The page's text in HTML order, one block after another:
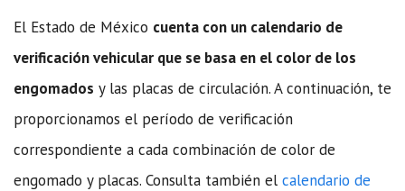
El Estado de México cuenta con un calendario de
verificación vehicular que se basa en el color de los
engomados y las placas de circulación. A continuación, te
proporcionamos el período de verificación
correspondiente a cada combinación de color de
engomado y placas. Consulta también el calendario de